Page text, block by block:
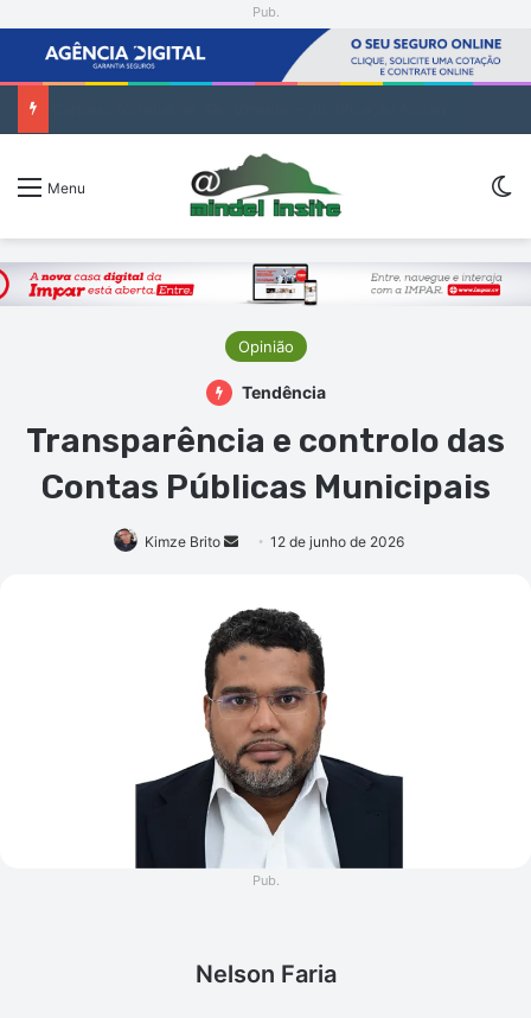
Pub.
Menu
Opinião
Tendência
Transparência e controlo das
Contas Públicas Municipais
Kimze Brito
Mande
mail
12 de junho de 2026
Pub.
Nelson Faria